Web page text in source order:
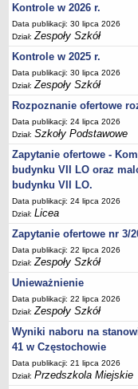
Zarządzenia
Rejestry, ewidencje,
Kontrole
PONOWNE
Sprawozdania
Deklaracja dostępności
DEKLARACJA DOSTĘPNOŚCI
OŚWIADCZENIA
PONOWNE
UDOSTĘPNIANIE
Kontrole w 2026 r.
Data publikacji: 30 lipca 2026
Dział:Zespoły Szkół
Kontrole w 2025 r.
Data publikacji: 30 lipca 2026
Dział:Zespoły Szkół
Rozpoznanie ofertowe
Data publikacji: 24 lipca 2026
Dział:Szkoły Podstawowe
Zapytanie ofertowe -
budynku VII LO oraz
budynku VII LO.
Data publikacji: 24 lipca 2026
Dział:Licea
Zapytanie ofertowe nr 3/
Data publikacji: 22 lipca 2026
Dział:Zespoły Szkół
Unieważnienie
Data publikacji: 22 lipca 2026
Dział:Zespoły Szkół
Wyniki naboru na
41 w Częstochowie
Data publikacji: 21 lipca 2026
Dział:Przedszkola Miejskie